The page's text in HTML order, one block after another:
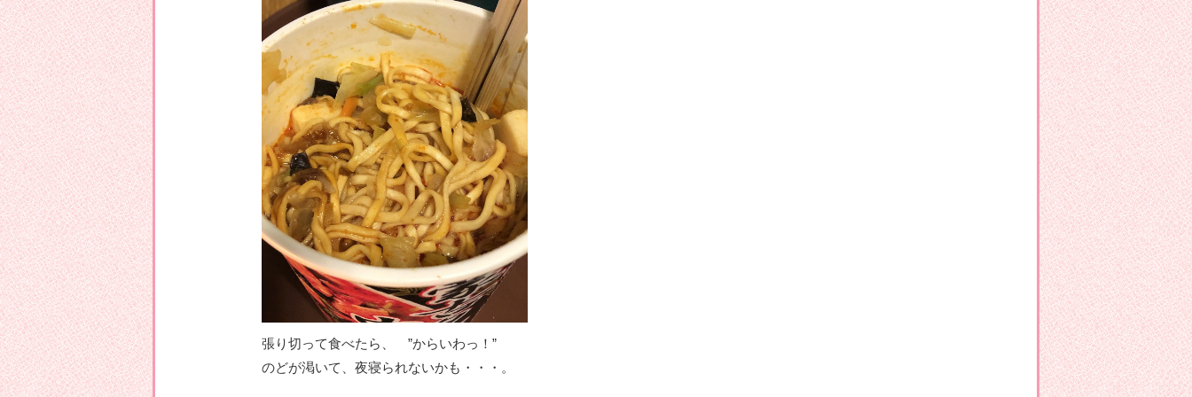
張り切って食べたら、 ”からいわっ！”
のどが渇いて、夜寝られないかも・・・。